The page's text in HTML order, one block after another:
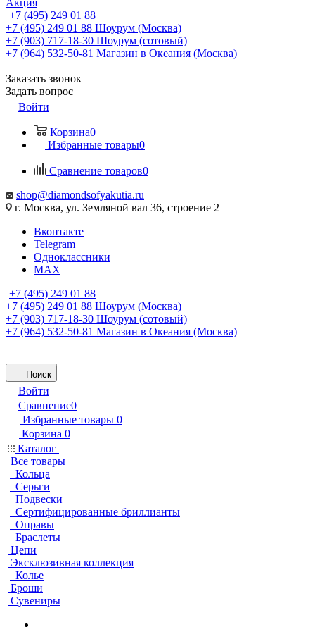
Акция
+7 (495) 249 01 88
+7 (495) 249 01 88 Шоурум (Москва)
+7 (903) 717-18-30 Шоурум (сотовый)
+7 (964) 532-50-81 Магазин в Океания (Москва)
Заказать звонок
Задать вопрос
Войти
Корзина0
Избранные товары0
Сравнение товаров0
shop@diamondsofyakutia.ru
г. Москва, ул. Земляной вал 36, строение 2
Вконтакте
Telegram
Одноклассники
MAX
+7 (495) 249 01 88
+7 (495) 249 01 88 Шоурум (Москва)
+7 (903) 717-18-30 Шоурум (сотовый)
+7 (964) 532-50-81 Магазин в Океания (Москва)
Поиск
Войти
Сравнение0
Избранные товары 0
Корзина 0
Каталог
Все товары
Кольца
Серьги
Подвески
Сертифицированные бриллианты
Оправы
Браслеты
Цепи
Эксклюзивная коллекция
Колье
Броши
Сувениры